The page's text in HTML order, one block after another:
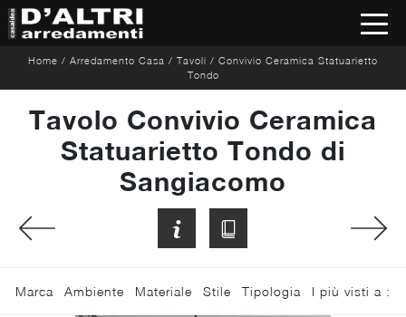
Home / Arredamento Casa / Tavoli / Convivio Ceramica Statuarietto
Tondo
Tavolo Convivio Ceramica
Statuarietto Tondo di
Sangiacomo
Marca Ambiente Materiale Stile Tipologia I più visti a :